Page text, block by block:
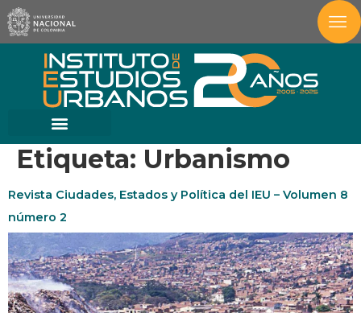
Etiqueta: Urbanismo
Revista Ciudades, Estados y Política del IEU – Volumen 8
número 2